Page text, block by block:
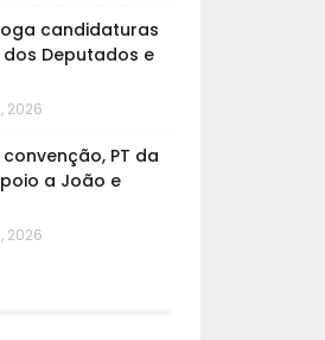
candidaturas
Deputados e
2026
PT da
a João e
2026